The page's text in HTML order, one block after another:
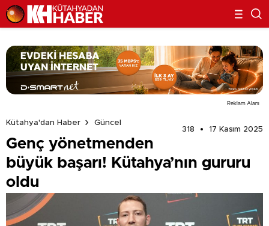
Reklam Alanı
Kütahya'dan Haber
Güncel
318
17 Kasım 2025
Genç yönetmenden
büyük başarı! Kütahya’nın gururu
oldu